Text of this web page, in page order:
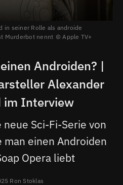
in seiner Rolle als androide
Murderbot nennt
Apple TV+
Androiden? |
Alexander
im Interview
Sci-Fi-Serie von
man einen Androiden
Opera liebt
Ron Stoklas